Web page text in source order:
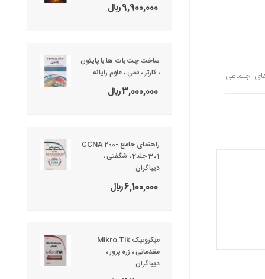
اجتماعی
9,900,000 ريال
ساخت چت بات ها با پایتون
، کارتر ، قمی ، علوم رایانه
3,000,000 ريال
راهنمای جامع CCNA 200-
301 جلد2 ، شگفتی ،
دیباگران
6,100,000 ريال
میکروتیک Mikro Tik
مقدماتی ، زره پرور ،
دیباگران